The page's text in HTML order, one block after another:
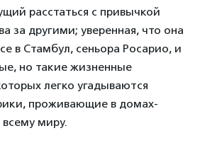
расстаться с привычкой
за другими; уверенная, что она
в Стамбул, сеньора Росарио, и
но такие жизненные
легко угадываются
проживающие в домах-
миру.